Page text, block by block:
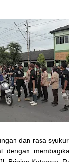
dan rasa
dengan